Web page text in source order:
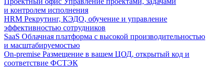
и контролем исполнения
HRM Рекрутинг, КЭДО, обучение и управление
эффективностью сотрудников
SaaS Облачная платформа с высокой производительностью
и масштабируемостью
On-premise Размещение в вашем ЦОД, открытый код и
соответствие ФСТЭК